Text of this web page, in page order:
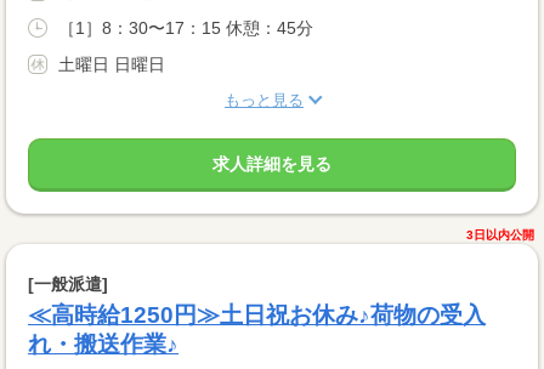
［1］8：30〜17：15 休憩：45分
土曜日 日曜日
もっと見る
求人詳細を見る
3日以内公開
[一般派遣]
≪高時給1250円≫土日祝お休み♪荷物の受入
れ・搬送作業♪